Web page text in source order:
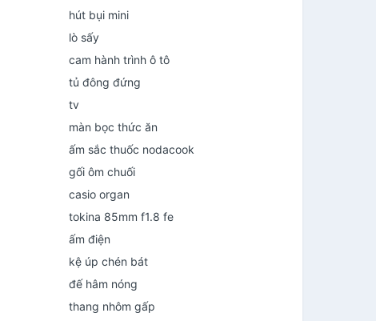
hút bụi mini
lò sấy
cam hành trình ô tô
tủ đông đứng
tv
màn bọc thức ăn
ấm sắc thuốc nodacook
gối ôm chuối
casio organ
tokina 85mm f1.8 fe
ấm điện
kệ úp chén bát
đế hâm nóng
thang nhôm gấp